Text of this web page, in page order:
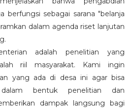
berfungsi sebagai sarana "belanja
dalam agenda riset lanjutan
adalah penelitian yang
riil masyarakat. Kami ingin
yang ada di desa ini agar bisa
bentuk penelitian dan
dampak langsung bagi